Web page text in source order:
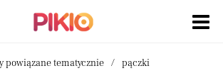
powiązane tematycznie pączki